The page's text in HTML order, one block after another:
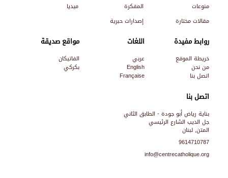
اتصل بنا
بناية رياض أبو جودة - الطابق الثاني
جل الديب الشارع الرئيسي
المتن, لبنان
9614710787
info@centrecatholique.org
منوعات
المفكرة
ميديا
مقالات مختارة
إصدارات حبرية
روابط مفيدة
خريطة الموقع
من نحن
اتصل بنا
اللغات
عربي
English
Française
مواقع صديقة
الفاتيكان
بكركي